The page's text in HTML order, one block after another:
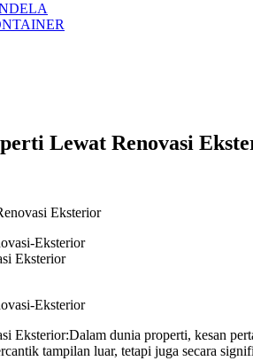
Lewat Renovasi
Eksterior
Eksterior
dunia properti, kesan
tampilan luar, tetapi juga secara